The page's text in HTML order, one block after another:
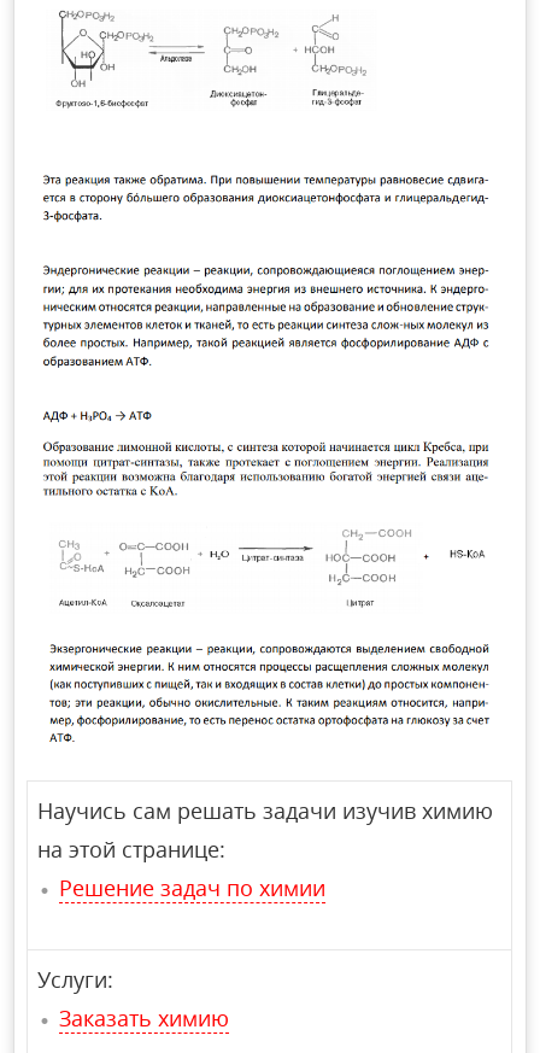
Научись сам решать задачи изучив химию
на этой странице:
Решение задач по химии
Услуги:
Заказать химию